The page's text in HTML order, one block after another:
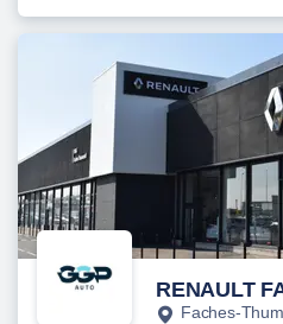
RENAULT
Faches-